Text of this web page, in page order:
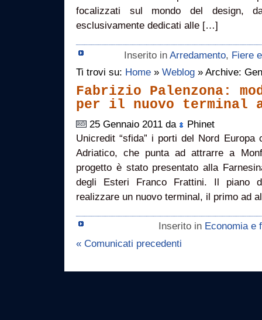
focalizzati sul mondo del design,
esclusivamente dedicati alle […]
Inserito in Arredamento, Fiere
Ti trovi su: Home » Weblog » Archive:
Fabrizio Palenzona:
per il nuovo terminal a
25 Gennaio 2011 da
Phinet
Unicredit “sfida” i porti del Nord Europa
Adriatico, che punta ad attrarre a
progetto è stato presentato alla
degli Esteri Franco Frattini. Il piano
realizzare un nuovo terminal, il primo ad
Inserito in Economia e
« Comunicati precedenti